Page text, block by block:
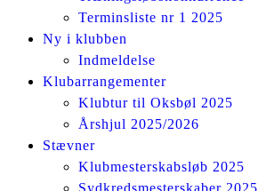
Terminsliste nr 1 2025
Ny i klubben
Indmeldelse
Klubarrangementer
Klubtur til Oksbøl 2025
Årshjul 2025/2026
Stævner
Klubmesterskabsløb 2025
Sydkredsmesterskaber 2025